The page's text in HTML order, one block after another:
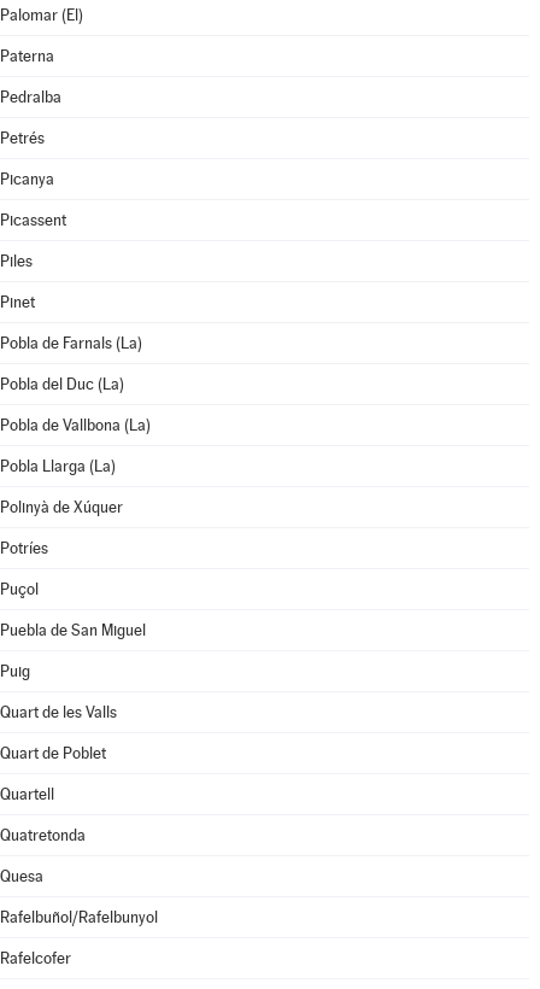
Palomar (El)
Paterna
Pedralba
Petrés
Picanya
Picassent
Piles
Pinet
Pobla de Farnals (La)
Pobla del Duc (La)
Pobla de Vallbona (La)
Pobla Llarga (La)
Polinyà de Xúquer
Potríes
Puçol
Puebla de San Miguel
Puig
Quart de les Valls
Quart de Poblet
Quartell
Quatretonda
Quesa
Rafelbuñol/Rafelbunyol
Rafelcofer